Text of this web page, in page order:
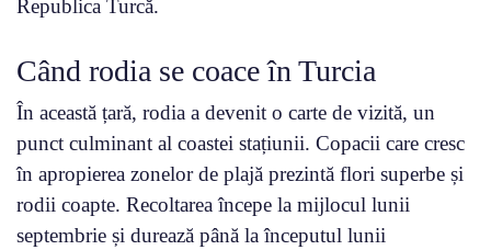
Republica Turcă.
Când rodia se coace în Turcia
În această țară, rodia a devenit o carte de vizită, un
punct culminant al coastei stațiunii. Copacii care cresc
în apropierea zonelor de plajă prezintă flori superbe și
rodii coapte. Recoltarea începe la mijlocul lunii
septembrie și durează până la începutul lunii